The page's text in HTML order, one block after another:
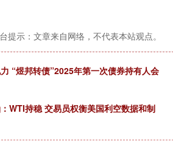
提示：文章来自网络，不代表本站观点。
“煜邦转债”2025年第一次债券持有人会
WTI持稳 交易员权衡美国利空数据和制